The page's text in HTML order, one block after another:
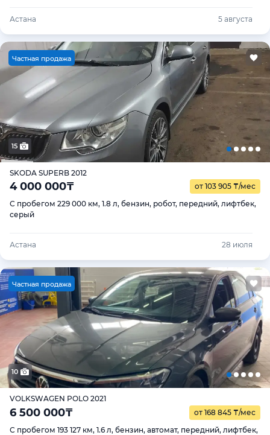
Астана 5 августа
Частная продажа
15
SKODA SUPERB 2012
4 000 000₸ от 103 905 ₸/мес
С пробегом 229 000 км, 1.8 л, бензин, робот, передний, лифтбек,
серый
Астана 28 июля
Частная продажа
10
VOLKSWAGEN POLO 2021
6 500 000₸ от 168 845 ₸/мес
С пробегом 193 127 км, 1.6 л, бензин, автомат, передний, лифтбек,